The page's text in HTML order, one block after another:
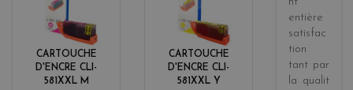
CARTOUCHE
D'ENCRE CLI-
581XXL M
e
n
CARTOUCHE
D'ENCRE CLI-
581XXL Y
l
o
entière
satisfac
tion
tant par
la qualit